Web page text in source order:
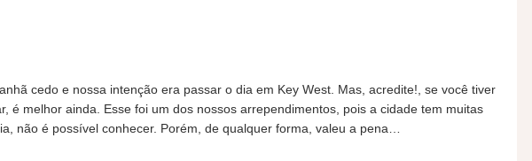
cedo e nossa intenção era passar o dia em Key West. Mas, acredite!, se você tiver
é melhor ainda. Esse foi um dos nossos arrependimentos, pois a cidade tem muitas
não é possível conhecer. Porém, de qualquer forma, valeu a pena…